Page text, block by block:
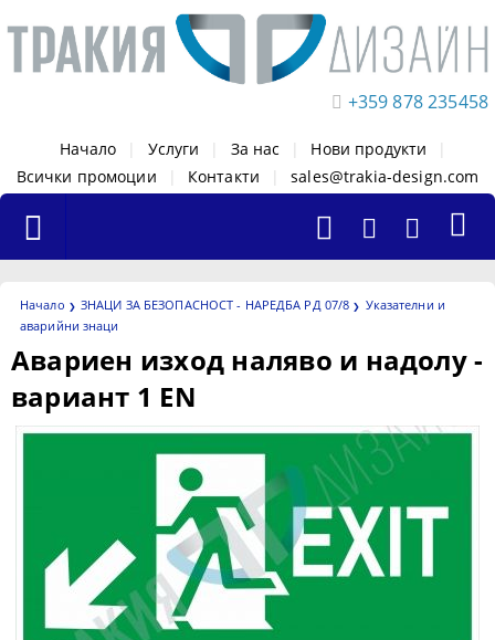
+359 878 235458
Начало Услуги За нас Нови продукти
Всички промоции
Контакти sales@trakia-design.com
Начало ЗНАЦИ ЗА БЕЗОПАСНОСТ - НАРЕДБА РД 07/8
Указателни и
аварийни знаци
Авариен изход наляво и надолу -
вариант 1 EN